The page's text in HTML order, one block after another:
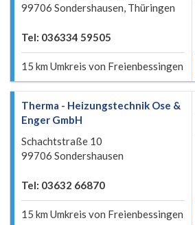
99706 Sondershausen, Thüringen
Tel: 036334 59505
15 km Umkreis von Freienbessingen
Therma - Heizungstechnik Ose &
Enger GmbH
Schachtstraße 10
99706 Sondershausen
Tel: 03632 66870
15 km Umkreis von Freienbessingen